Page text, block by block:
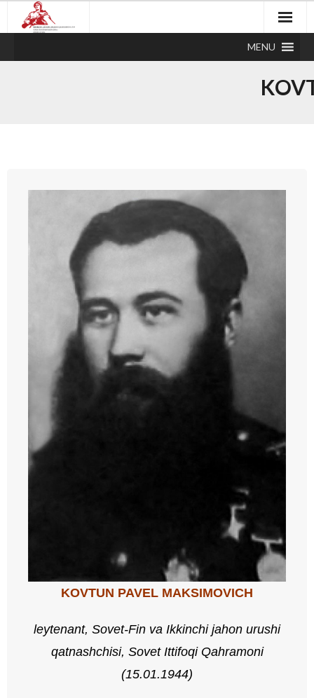
MENU
KOVTUN PAVEL MAKSIMOVICH
leytenant, Sovet-Fin va Ikkinchi jahon urushi
qatnashchisi, Sovet Ittifoqi Qahramoni
(15.01.1944)